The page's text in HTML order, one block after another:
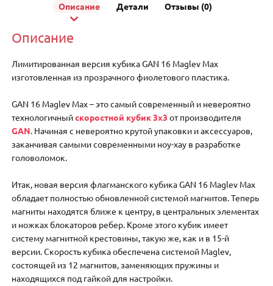
Описание Детали Отзывы (0)
Описание
Лимитированная версия кубика GAN 16 Maglev Max
изготовленная из прозрачного фиолетового пластика.
GAN 16 Maglev Max – это самый современный и невероятно
технологичныйскоростной кубик 3х3 от производителя
GAN. Начиная с невероятно крутой упаковки и аксессуаров,
заканчивая самыми современными ноу-хау в разработке
головоломок.
Итак, новая версия флагманского кубика GAN 16 Maglev Max
обладает полностью обновленной системой магнитов. Теперь
магниты находятся ближе к центру, в центральных элементах
и ​​ножках блокаторов ребер. Кроме этого кубик имеет
систему магнитной крестовины, такую ​​же, как и в 15-й
версии. Скорость кубика обеспечена системой Maglev,
состоящей из 12 магнитов, заменяющих пружины и
находящихся под гайкой для настройки.